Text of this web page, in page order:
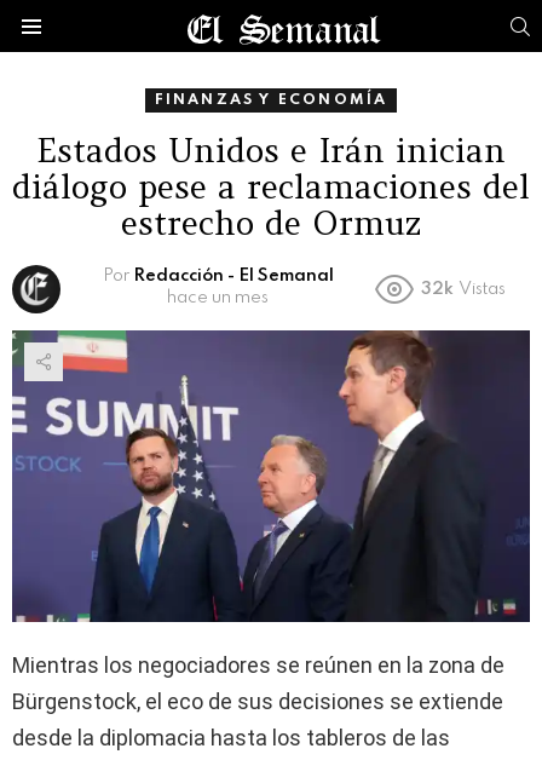
FINANZAS Y ECONOMÍA
Estados Unidos e Irán inician
diálogo pese a reclamaciones del
estrecho de Ormuz
Por Redacción - El Semanal
hace un mes
32k Vistas
Mientras los negociadores se reúnen en la zona de
Bürgenstock, el eco de sus decisiones se extiende
desde la diplomacia hasta los tableros de las